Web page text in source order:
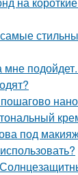
мне
под